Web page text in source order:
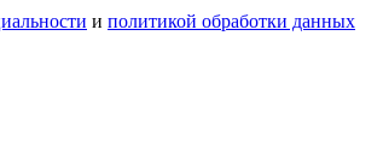
и политикой обработки данных